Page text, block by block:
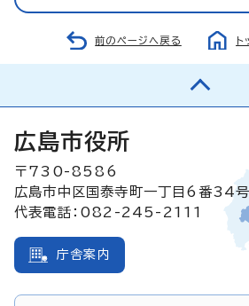
前のページへ戻る
広島市役所
〒730-8586
広島市中区国泰寺町一丁目6番34号
代表電話：082-245-2111
庁舎案内